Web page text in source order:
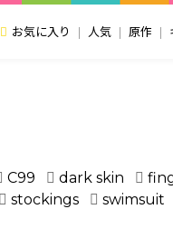
お気に入り 人気 原作
C99 dark skin
stockings swimsuit